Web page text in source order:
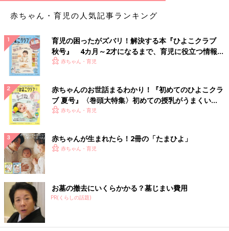
赤ちゃん・育児の人気記事ランキング
育児の困ったがズバリ！解決する本『ひよこクラブ
秋号』 4カ月～2才になるまで、育児に役立つ情報が
いっぱい！
赤ちゃん・育児
赤ちゃんのお世話まるわかり！『初めてのひよこクラ
ブ 夏号』〈巻頭大特集〉初めての授乳がうまくい
く！ おっぱい・ミルクの基本と夏のトラブル 解決テ
赤ちゃん・育児
赤ちゃんが生まれたら！2冊の「たまひよ」
赤ちゃん・育児
お墓の撤去にいくらかかる？墓じまい費用
PR(くらしの話題)